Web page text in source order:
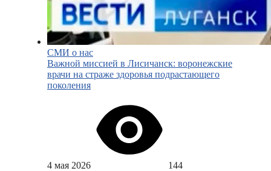
СМИ о нас
Важной миссией в Лисичанск: воронежские
врачи на страже здоровья подрастающего
поколения
4 мая 2026 144